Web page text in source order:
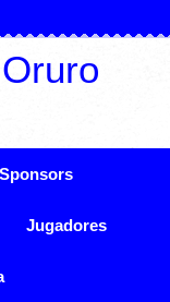
Sponsors
Jugadores